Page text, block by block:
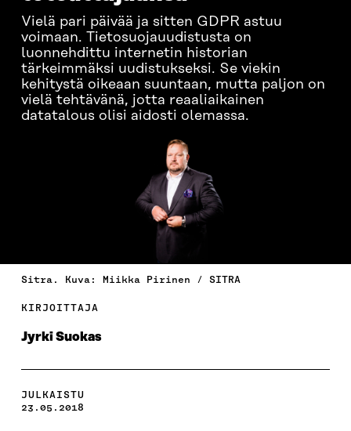
Vielä pari päivää ja sitten GDPR astuu
voimaan. Tietosuojauudistusta on
luonnehdittu internetin historian
tärkeimmäksi uudistukseksi. Se viekin
kehitystä oikeaan suuntaan, mutta paljon on
vielä tehtävänä, jotta reaaliaikainen
datatalous olisi aidosti olemassa.
Sitra. Kuva: Miikka Pirinen / SITRA
KIRJOITTAJA
Jyrki Suokas
JULKAISTU
23.05.2018